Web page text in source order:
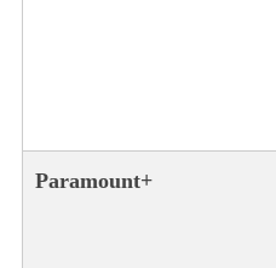
Paramount+